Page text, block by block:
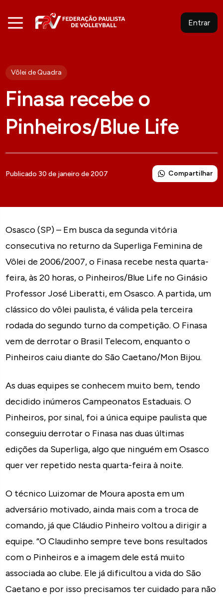
Entrar
Vôlei de Quadra
Finasa recebe o
Pinheiros/Blue Life
Publicado 30 de janeiro de 2007 Compartilhar
Osasco (SP) – Em busca da segunda vitória
consecutiva no returno da Superliga Feminina de
Vôlei de 2006/2007, o Finasa recebe nesta quarta-
feira, às 20 horas, o Pinheiros/Blue Life no Ginásio
Professor José Liberatti, em Osasco. A partida, um
clássico do vôlei paulista, é válida pela terceira
rodada do segundo turno da competição. O Finasa
vem de derrotar o Brasil Telecom, enquanto o
Pinheiros caiu diante do São Caetano/Mon Bijou.
As duas equipes se conhecem muito bem, tendo
decidido inúmeros Campeonatos Estaduais. O
Pinheiros, por sinal, foi a única equipe paulista que
conseguiu derrotar o Finasa nas duas últimas
edições da Superliga, algo que ninguém em Osasco
quer ver repetido nesta quarta-feira à noite.
O técnico Luizomar de Moura aposta em um
adversário motivado, ainda mais com a troca de
comando, já que Cláudio Pinheiro voltou a dirigir a
equipe. “O Claudinho sempre teve bons resultados
com o Pinheiros e a imagem dele está muito
associada ao clube. Ele já dificultou a vida do São
Caetano e por isso precisamos ter cuidado para não